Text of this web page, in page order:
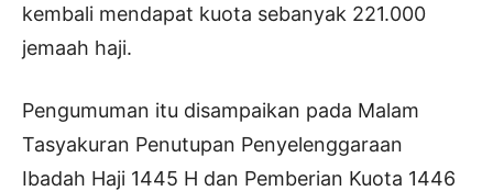
kembali mendapat kuota sebanyak 221.000
jemaah haji.
Pengumuman itu disampaikan pada Malam
Tasyakuran Penutupan Penyelenggaraan
Ibadah Haji 1445 H dan Pemberian Kuota 1446